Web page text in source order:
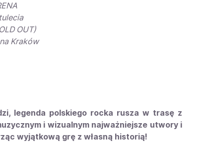
OUT)
Kraków
legenda polskiego rocka rusza w trasę z
i wizualnym najważniejsze utwory i
wyjątkową grę z własną historią!